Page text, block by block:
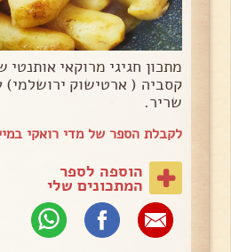
מתכון חגיגי מרוקאי
קסביה ( ארטישוק
שריר.
לקבלת הספר של מדי רואקי
הוספה לספר
המתכונים שלי